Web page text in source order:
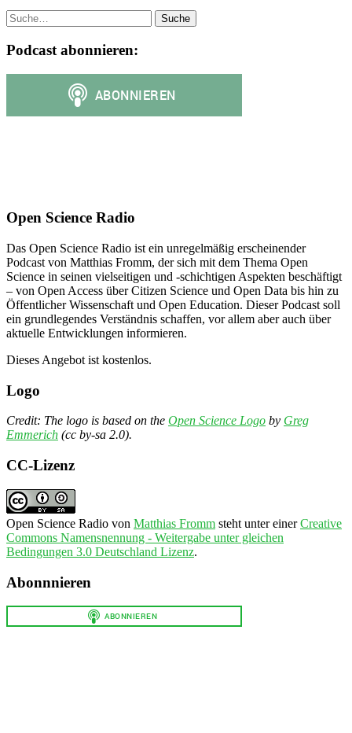
Suche
Podcast abonnieren:
Open Science Radio
Das Open Science Radio ist ein unregelmäßig erscheinender
Podcast von Matthias Fromm, der sich mit dem Thema Open
Science in seinen vielseitigen und -schichtigen Aspekten beschäftigt
– von Open Access über Citizen Science und Open Data bis hin zu
Öffentlicher Wissenschaft und Open Education. Dieser Podcast soll
ein grundlegendes Verständnis schaffen, vor allem aber auch über
aktuelle Entwicklungen informieren.
Dieses Angebot ist kostenlos.
Logo
Credit: The logo is based on the Open Science Logo by Greg
Emmerich (cc by-sa 2.0).
CC-Lizenz
Open Science Radio von Matthias Fromm steht unter einerCreative
Commons Namensnennung - Weitergabe unter gleichen
Bedingungen 3.0 Deutschland Lizenz.
Abonnnieren